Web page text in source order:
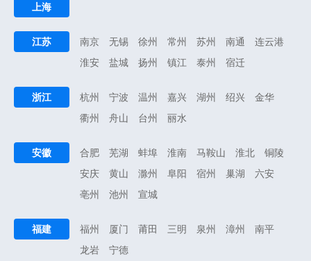
上海
江苏 南京 无锡 徐州 常州 苏州 南通
连云港
淮安
盐城 扬州 镇江 泰州 宿迁
浙江 杭州 宁波 温州 嘉兴 湖州 绍兴
金华
衢州
舟山 台州 丽水
安徽 合肥 芜湖 蚌埠 淮南 马鞍山 淮北
铜陵
安庆
黄山 滁州 阜阳 宿州 巢湖
六安
亳州
池州 宣城
福建 福州 厦门 莆田 三明 泉州 漳州
南平
龙岩
宁德